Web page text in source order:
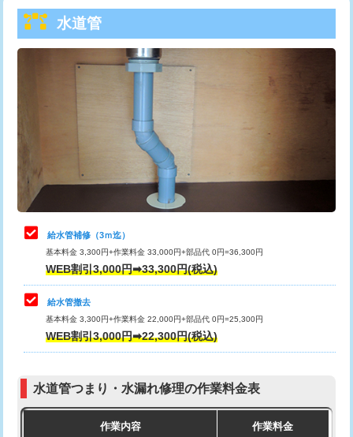
給水管工事※（ライニング鋼管・銅
管・ポリ管・HT管使用/3ｍまで)
給水管工事※（ライニング鋼管・銅
管・ポリ管・HT管使用/3ｍ超え)
排水管工事（土の掘削・埋め戻し作
11,000円~
排水管工事（排水管工事/3ｍまで） 55,000円
排水管工事（追加 排水管工事/3ｍ超
マス交換（土の掘削・埋め戻し作業）
マス交換（深さ50㎝未満）
マス交換（深さ50㎝以上）
コンクリート斫り（厚さ10㎝まで）
トーラー機使用/3mまで
追加トーラー機使用/3m超え
33,000円
8,800円
止水・漏水調査・防水処理・清掃・修
理・調整・分解・加工など（軽作業）
11,000円
止水・漏水調査・防水処理・清掃・修
理・調整・分解・加工など（中作業）
止水・漏水調査・防水処理・清掃・修
理・調整・分解・加工など（重作業）
33,000円
その他部品の脱着
交換・取付（タンク）
式）)
式・ワンホール）)
水道管
給水管補修（3ｍ迄）
基本料金 3,300円+作業料金 33,000円+部品代 0円=36,300円
WEB割引3,000円➡33,300円(税込)
給水管撤去
基本料金 3,300円+作業料金 22,000円+部品代 0円=25,300円
WEB割引3,000円➡22,300円(税込)
水道管つまり・水漏れ修理の作業料金表
作業内容 作業料金